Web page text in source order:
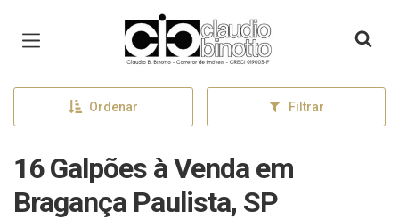
Página inicial
Ordenar Filtrar
16 Galpões à Venda em
Bragança Paulista, SP